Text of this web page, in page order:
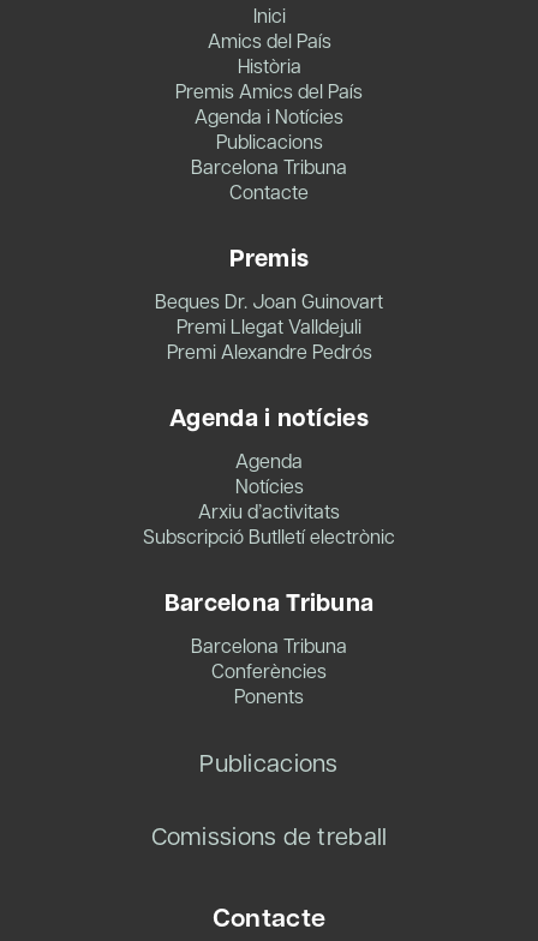
Inici
Amics del País
Història
Premis Amics del País
Agenda i Notícies
Publicacions
Barcelona Tribuna
Contacte
Premis
Beques Dr. Joan Guinovart
Premi Llegat Valldejuli
Premi Alexandre Pedrós
Agenda i notícies
Agenda
Notícies
Arxiu d’activitats
Subscripció Butlletí electrònic
Barcelona Tribuna
Barcelona Tribuna
Conferències
Ponents
Publicacions
Comissions de treball
Contacte